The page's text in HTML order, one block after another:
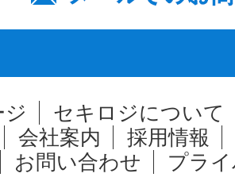
ジ
セキロジについて
会社案内
採用情報
お問い合わせ プラ